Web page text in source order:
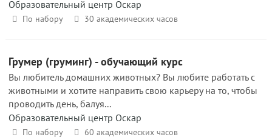
Образовательный центр Оскар
По набору 30 академических часов
Грумер (груминг) - обучающий курс
Вы любитель домашних животных? Вы любите работать с
животными и хотите направить свою карьеру на то, чтобы
проводить день, балуя...
Образовательный центр Оскар
По набору 60 академических часов